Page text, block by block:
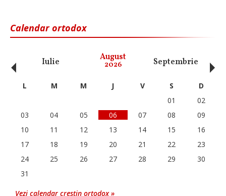
Calendar ortodox
Iulie August
2026 Septembrie
‹ L M M J V S
D
01
02
03
04 05 06 07 08
09
10
11 12 13 14 15
16
17
18 19 20 21 22
23
24
25 26 27 28 29
30
31
Vezi calendar crestin ortodox »